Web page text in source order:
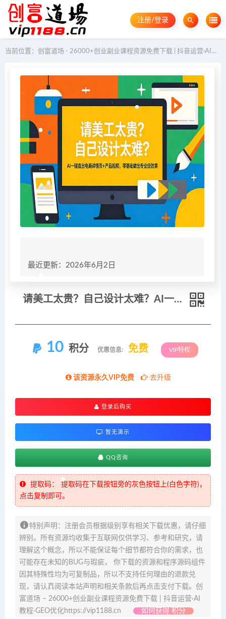
注册/登录
当前位置： 创富道场 - 26000+创业副业课程资源免费下载 | 抖音运营·AI教程·GEO优化
最近更新：2026年6月2日
请美工太贵？自己设计太难？AI一键直出电商详情页+产品视频，零基础做出专业级效果
10 积分 优惠信息: 免费 VIP特权
该资源永久VIP免费 去升级
登录后购买
暂无演示
QQ咨询
提取码：
提取码在下载按钮旁的灰色按钮上(白色字符)，
点击复制即可。
特别声明：注册会员根据级别享有相关下载优惠，请仔细
辨别。所有资源均收集于互联网仅供学习、参考和研究，请
理解这个概念，所以不能保证每个细节都符合你的需求，也
可能存在未知的BUG与瑕疵， 你下载的资源和程序源码组件
因其特殊性均为可复制品，所以不支持任何理由的退款兑
现，请认真阅读本站声明和相关条款后再点击支付下载。创
富道场 – 26000+创业副业课程资源免费下载 | 抖音运营·AI
教程·GEO优化https://vip1188.cn
如何获得 积分